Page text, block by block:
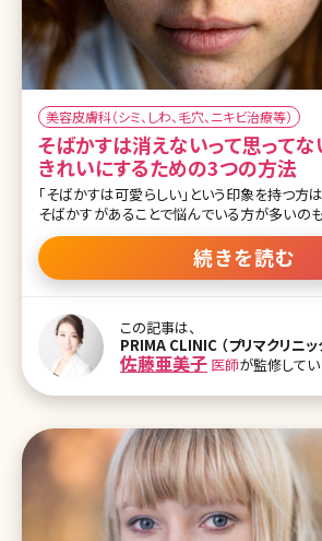
美容皮膚科（シミ、しわ、毛穴、ニキビ治療等）
そばかすは消えないって思って
きれいにするための3つの方法
「そばかすは可愛らしい」という印象を持つ方
そばかすがあることで悩んでいる方が多いのも
ばかすって言えたけど、大人になったらただの
んな友達の発言を聞くこともしばしばありま
ならそばかすだってきれいに治療することが可能なので
のワンポイント】 そばかすは遺伝的な要因もあ
も再発しやすいタイプのシミです。光やレーザ
治療などを併用することで、再発しにくくなり
く治療方針を相談して治療を行うことが大切です。 そもそもそ
って何?シミと何が違うの? そばかすは別名「雀卵斑(じゃくらんはん)」
続きを読む
この記事は、
PRIMA CLINIC （プリマクリニッ
佐藤亜美子 医師が監修してい